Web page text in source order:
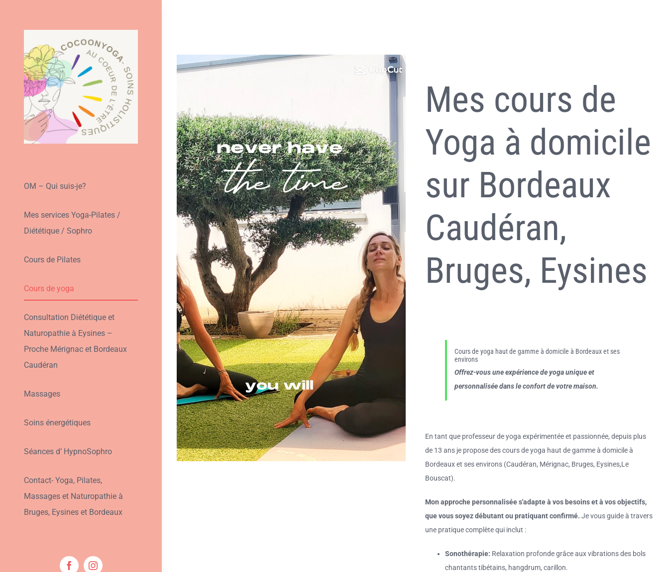
OM – Qui suis-je?
Mes services Yoga-Pilates /
Diététique / Sophro
Cours de Pilates
Cours de yoga
Consultation Diététique et
Naturopathie à Eysines –
Proche Mérignac et Bordeaux
Caudéran
Massages
Soins énergétiques
Séances d’ HypnoSophro
Contact- Yoga, Pilates,
Massages et Naturopathie à
Bruges, Eysines et Bordeaux
Mes cours de
Yoga à domicile
sur Bordeaux
Caudéran,
Bruges, Eysines
Cours de yoga haut de gamme à domicile à Bordeaux et ses
environs
Offrez-vous une expérience de yoga unique et
personnalisée dans le confort de votre maison.
En tant que professeur de yoga expérimentée et passionnée, depuis plus
de 13 ans je propose des cours de yoga haut de gamme à domicile à
Bordeaux et ses environs (Caudéran, Mérignac, Bruges, Eysines,Le
Bouscat).
Mon approche personnalisée s'adapte à vos besoins et à vos objectifs,
que vous soyez débutant ou pratiquant confirmé. Je vous guide à travers
une pratique complète qui inclut :
Sonothérapie: Relaxation profonde grâce aux vibrations des bols
chantants tibétains, hangdrum, carillon.